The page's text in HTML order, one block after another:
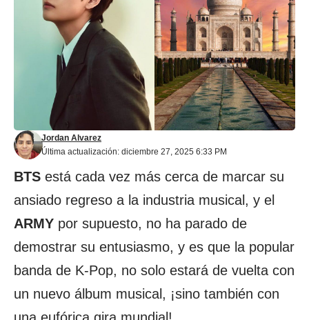
Última actualización: diciembre 27, 2025 6:33 PM
Jordan Alvarez
BTS está cada vez más cerca de marcar su
ansiado regreso a la industria musical, y el
ARMY por supuesto, no ha parado de
demostrar su entusiasmo, y es que la popular
banda de K-Pop, no solo estará de vuelta con
un nuevo álbum musical, ¡sino también con